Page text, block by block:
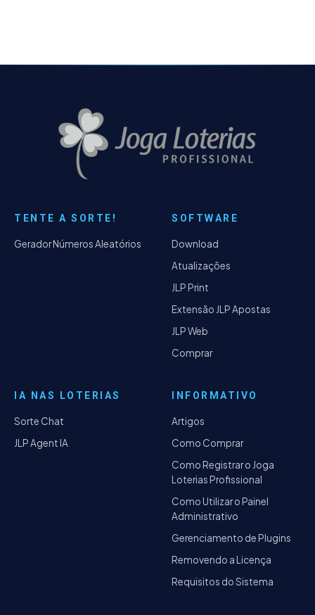
TENTE A SORTE!
Gerador Números Aleatórios
SOFTWARE
Download
Atualizações
JLP Print
Extensão JLP Apostas
JLP Web
Comprar
IA NAS LOTERIAS
Sorte Chat
JLP Agent IA
INFORMATIVO
Artigos
Como Comprar
Como Registrar o Joga
Loterias Profissional
Como Utilizar o Painel
Administrativo
Gerenciamento de Plugins
Removendo a Licença
Requisitos do Sistema